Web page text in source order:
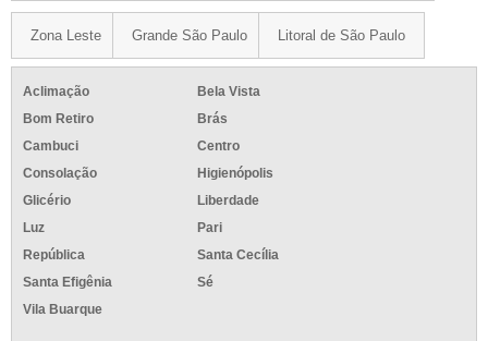
Zona Leste Grande São Paulo Litoral de São Paulo
Aclimação
Bela Vista
Bom Retiro
Brás
Cambuci
Centro
Consolação
Higienópolis
Glicério
Liberdade
Luz
Pari
República
Santa Cecília
Santa Efigênia
Sé
Vila Buarque